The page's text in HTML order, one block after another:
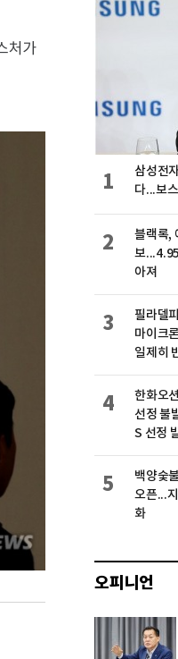
처가
삼성전
다...보
1
블랙록,
보
아져
2
필라델
마이크
일제히
3
한화오
선정 불
S 선정
4
백양숯
오픈...
화
5
오피니언